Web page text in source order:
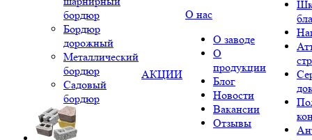
бордюр
Бордюр
дорожный
Металлический
бордюр
Садовый
бордюр
АКЦИИ
О нас
О заводе
О
продукции
Блог
Новости
Вакансии
Отзывы